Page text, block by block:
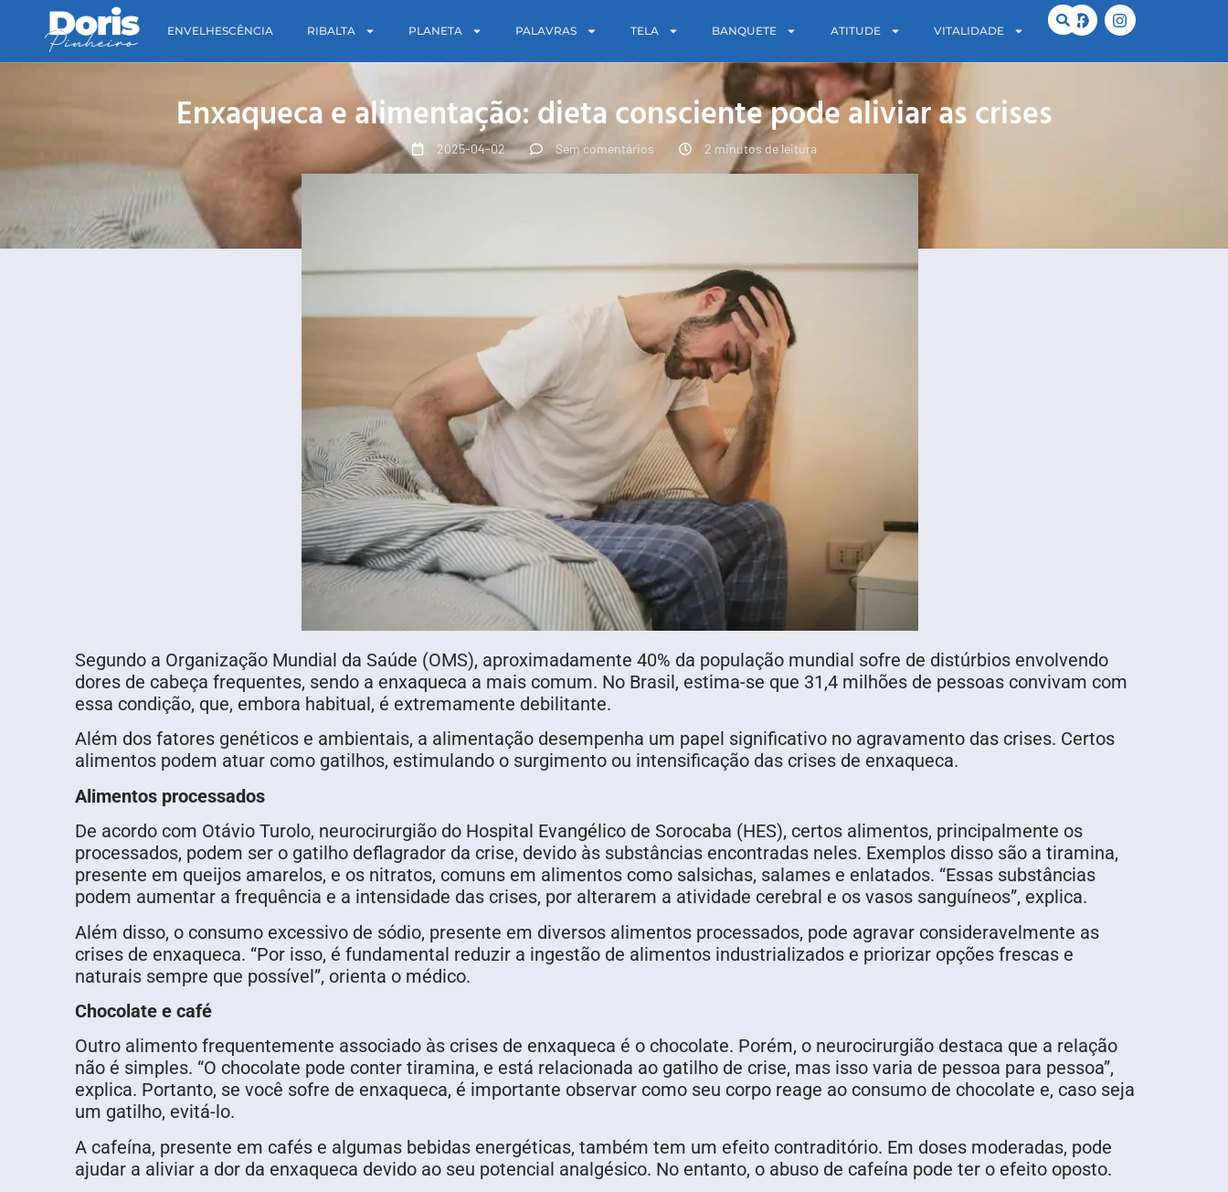
ENVELHESCÊNCIA RIBALTA PLANETA PALAVRAS TELA BANQUETE ATITUDE VITALIDADE
Enxaqueca e alimentação: dieta consciente pode aliviar as crises
2025-04-02 Sem comentários 2 minutos de leitura
Segundo a Organização Mundial da Saúde (OMS), aproximadamente 40% da população mundial sofre de distúrbios envolvendo
dores de cabeça frequentes, sendo a enxaqueca a mais comum. No Brasil, estima-se que 31,4 milhões de pessoas convivam com
essa condição, que, embora habitual, é extremamente debilitante.
Além dos fatores genéticos e ambientais, a alimentação desempenha um papel significativo no agravamento das crises. Certos
alimentos podem atuar como gatilhos, estimulando o surgimento ou intensificação das crises de enxaqueca.
Alimentos processados
De acordo com Otávio Turolo, neurocirurgião do Hospital Evangélico de Sorocaba (HES), certos alimentos, principalmente os
processados, podem ser o gatilho deflagrador da crise, devido às substâncias encontradas neles. Exemplos disso são a tiramina,
presente em queijos amarelos, e os nitratos, comuns em alimentos como salsichas, salames e enlatados. “Essas substâncias
podem aumentar a frequência e a intensidade das crises, por alterarem a atividade cerebral e os vasos sanguíneos”, explica.
Além disso, o consumo excessivo de sódio, presente em diversos alimentos processados, pode agravar consideravelmente as
crises de enxaqueca. “Por isso, é fundamental reduzir a ingestão de alimentos industrializados e priorizar opções frescas e
naturais sempre que possível”, orienta o médico.
Chocolate e café
Outro alimento frequentemente associado às crises de enxaqueca é o chocolate. Porém, o neurocirurgião destaca que a relação
não é simples. “O chocolate pode conter tiramina, e está relacionada ao gatilho de crise, mas isso varia de pessoa para pessoa”,
explica. Portanto, se você sofre de enxaqueca, é importante observar como seu corpo reage ao consumo de chocolate e, caso seja
um gatilho, evitá-lo.
A cafeína, presente em cafés e algumas bebidas energéticas, também tem um efeito contraditório. Em doses moderadas, pode
ajudar a aliviar a dor da enxaqueca devido ao seu potencial analgésico. No entanto, o abuso de cafeína pode ter o efeito oposto.